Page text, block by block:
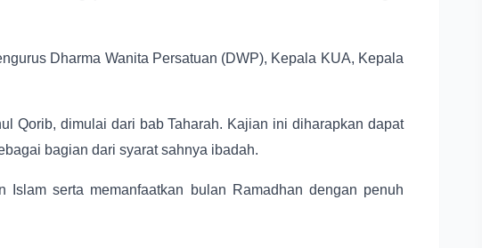
Dharma Wanita Persatuan (DWP), Kepala KUA, Kepala
Qorib, dimulai dari bab Taharah. Kajian ini diharapkan dapat
bagian dari syarat sahnya ibadah.
serta memanfaatkan bulan Ramadhan dengan penuh